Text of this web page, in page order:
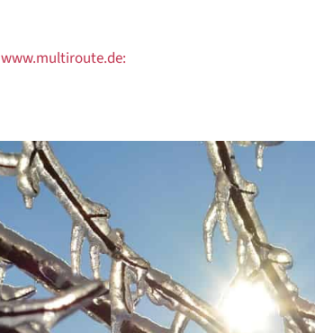
www.multiroute.de: